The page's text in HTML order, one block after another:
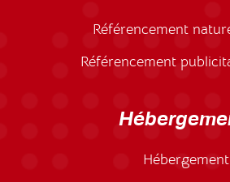
Référencement
Référencement
Hébergement